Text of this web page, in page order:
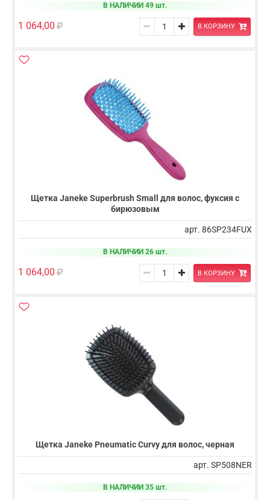
В НАЛИЧИИ 49 шт.
1 064,00 В КОРЗИНУ
Щетка Janeke Superbrush Small для волос, фуксия с
бирюзовым
арт. 86SP234FUX
В НАЛИЧИИ 26 шт.
1 064,00 В КОРЗИНУ
Щетка Janeke Pneumatic Curvy для волос, черная
арт. SP508NER
В НАЛИЧИИ 35 шт.